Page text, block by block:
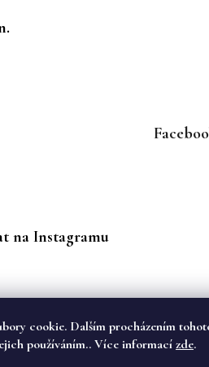
cookie. Dalším procházením
používáním.. Více informacízde.
na Instagramu